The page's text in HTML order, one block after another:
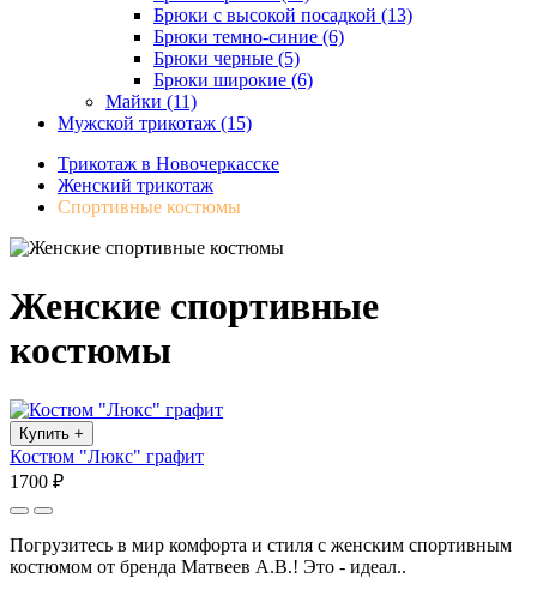
Брюки с высокой посадкой (13)
Брюки темно-синие (6)
Брюки черные (5)
Брюки широкие (6)
Майки (11)
Мужской трикотаж (15)
Трикотаж в Новочеркасске
Женский трикотаж
Спортивные костюмы
Женские спортивные
костюмы
Купить +
Костюм "Люкс" графит
1700 ₽
Погрузитесь в мир комфорта и стиля с женским спортивным
костюмом от бренда Матвеев А.В.! Это - идеал..